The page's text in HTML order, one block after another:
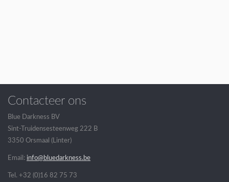
Contacteer ons
Blue Darkness BV
Sint-Truidensesteenweg 222 B
3350 Orsmaal (Linter)
Email: info@bluedarkness.be
Tel. +32 (0)16 82 75 73